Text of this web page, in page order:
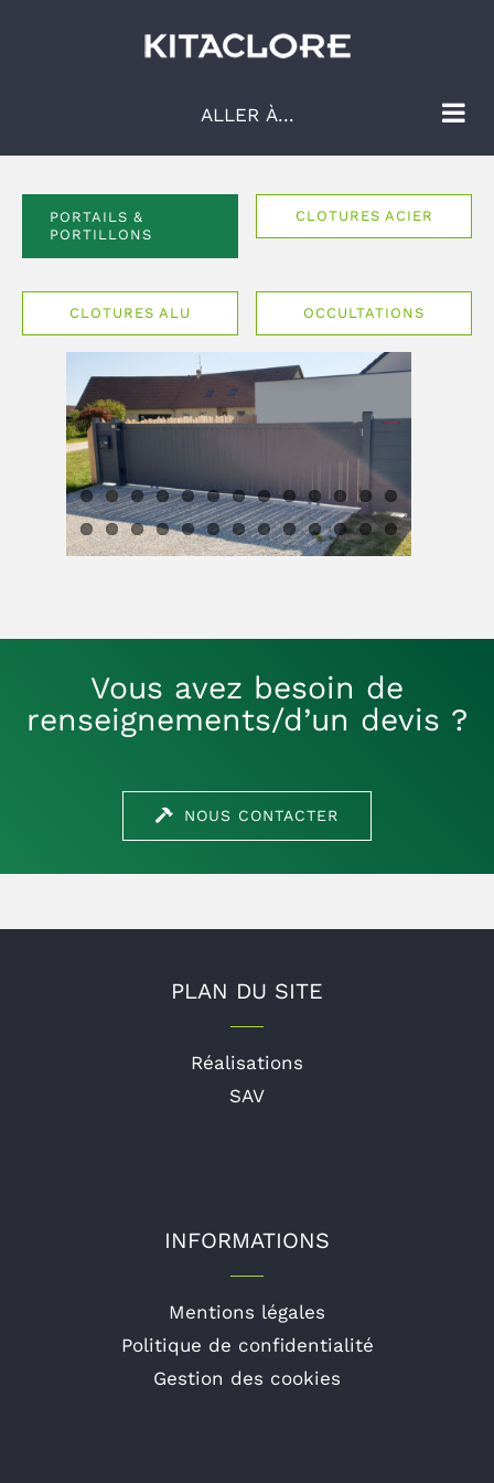
ALLER À...
PORTAILS &
PORTILLONS
CLOTURES ACIER
CLOTURES ALU OCCULTATIONS
Vous avez besoin de
renseignements/d’un devis ?
NOUS CONTACTER
PLAN DU SITE
Réalisations
SAV
INFORMATIONS
Mentions légales
Politique de confidentialité
Gestion des cookies